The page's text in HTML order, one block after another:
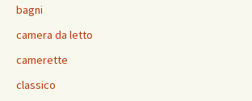
bagni
camera da letto
camerette
classico